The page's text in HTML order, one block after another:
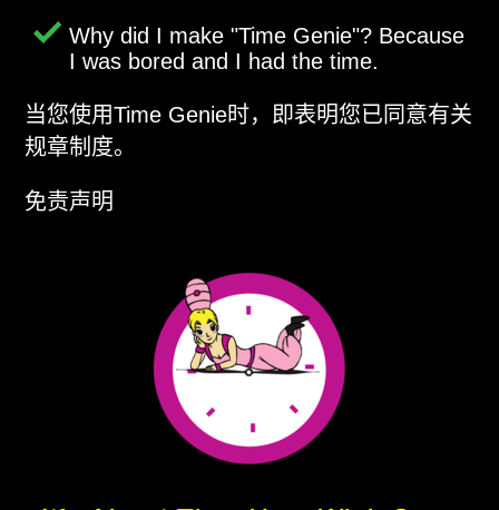
Why did I make Time Genie ? Because
I was bored and I had the time.
当您使用Time Genie时，即表明您已同意有关
规章制度。
免责声明